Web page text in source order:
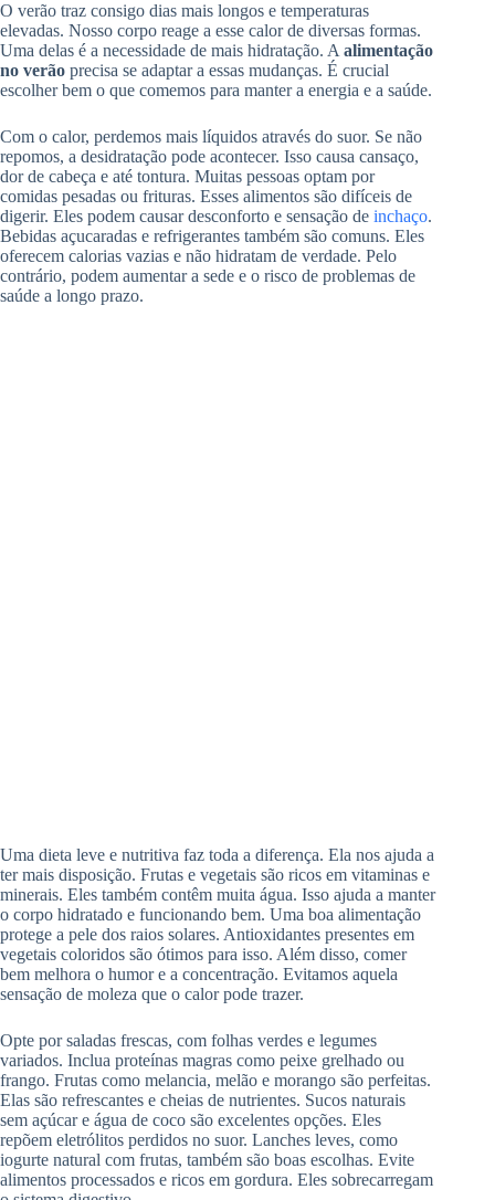
O verão traz consigo dias mais longos e temperaturas
elevadas. Nosso corpo reage a esse calor de diversas formas.
Uma delas é a necessidade de mais hidratação. A alimentação
no verão precisa se adaptar a essas mudanças. É crucial
escolher bem o que comemos para manter a energia e a saúde.
Com o calor, perdemos mais líquidos através do suor. Se não
repomos, a desidratação pode acontecer. Isso causa cansaço,
dor de cabeça e até tontura. Muitas pessoas optam por
comidas pesadas ou frituras. Esses alimentos são difíceis de
digerir. Eles podem causar desconforto e sensação de inchaço.
Bebidas açucaradas e refrigerantes também são comuns. Eles
oferecem calorias vazias e não hidratam de verdade. Pelo
contrário, podem aumentar a sede e o risco de problemas de
saúde a longo prazo.
Uma dieta leve e nutritiva faz toda a diferença. Ela nos ajuda a
ter mais disposição. Frutas e vegetais são ricos em vitaminas e
minerais. Eles também contêm muita água. Isso ajuda a manter
o corpo hidratado e funcionando bem. Uma boa alimentação
protege a pele dos raios solares. Antioxidantes presentes em
vegetais coloridos são ótimos para isso. Além disso, comer
bem melhora o humor e a concentração. Evitamos aquela
sensação de moleza que o calor pode trazer.
Opte por saladas frescas, com folhas verdes e legumes
variados. Inclua proteínas magras como peixe grelhado ou
frango. Frutas como melancia, melão e morango são perfeitas.
Elas são refrescantes e cheias de nutrientes. Sucos naturais
sem açúcar e água de coco são excelentes opções. Eles
repõem eletrólitos perdidos no suor. Lanches leves, como
iogurte natural com frutas, também são boas escolhas. Evite
alimentos processados e ricos em gordura. Eles sobrecarregam